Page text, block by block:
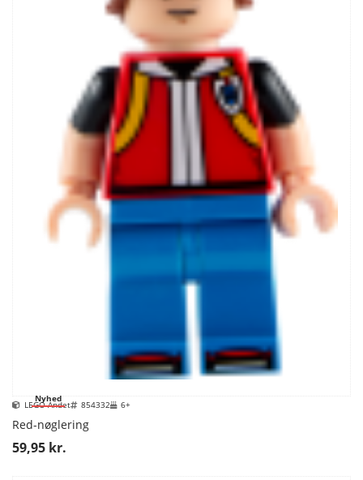
Nyhed
LEGO Andet 854332 6+
Red-nøglering
59,95 kr.